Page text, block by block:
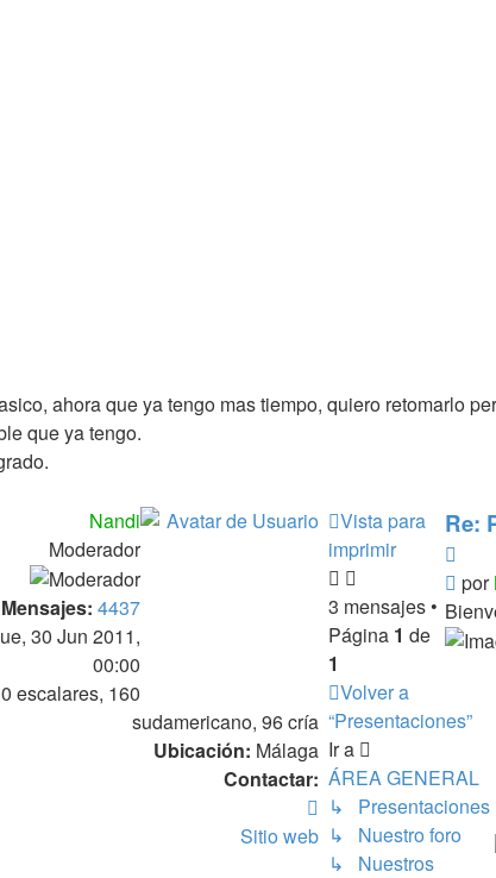
ahora que ya tengo mas tiempo, quiero retomarlo
que ya tengo.
Re:
por
Nandi
Moderador
Mensajes: 4437
30 Jun 2011,
00:00
escalares, 160
sudamericano, 96 cría
Ubicación: Málaga
Contactar:
Contactar
Nandi
Sitio web
Vista para
imprimir
3 mensajes •
Página 1 de
1
Volver a
“Presentaciones”
Ir a
ÁREA GENERAL
↳ Presentaciones
↳ Nuestro foro
↳ Nuestros